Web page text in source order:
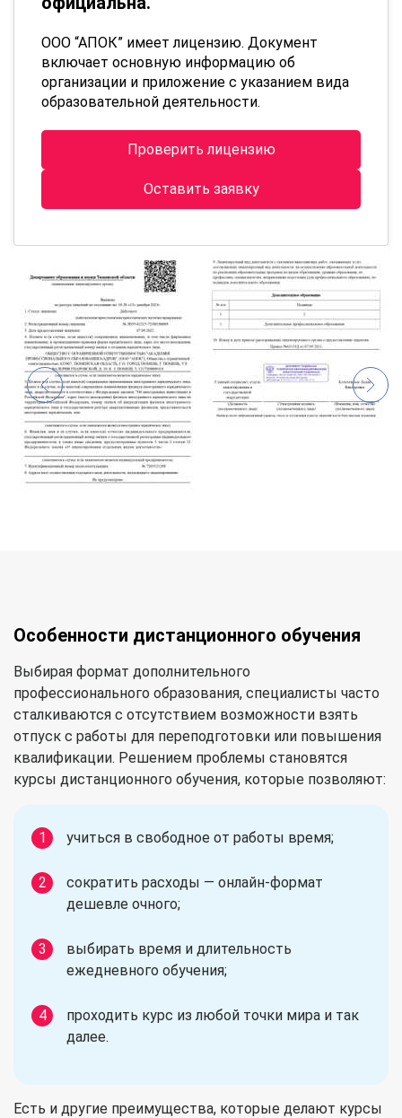
ООО “АПОК” имеет лицензию. Документ
включает основную информацию об
организации и приложение с указанием вида
образовательной деятельности.
Проверить лицензию
Оставить заявку
Особенности дистанционного обучения
Выбирая формат дополнительного
профессионального образования, специалисты часто
сталкиваются с отсутствием возможности взять
отпуск с работы для переподготовки или повышения
квалификации. Решением проблемы становятся
курсы дистанционного обучения, которые позволяют:
учиться в свободное от работы время;
сократить расходы — онлайн-формат
дешевле очного;
выбирать время и длительность
ежедневного обучения;
проходить курс из любой точки мира и так
далее.
Есть и другие преимущества, которые делают курсы